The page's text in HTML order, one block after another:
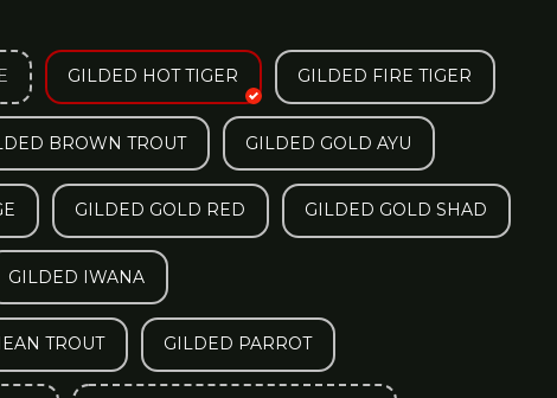
GILDED HOT TIGER GILDED FIRE TIGER
BROWN TROUT GILDED GOLD AYU
GILDED GOLD RED GILDED GOLD SHAD
GILDED IWANA
TROUT GILDED PARROT